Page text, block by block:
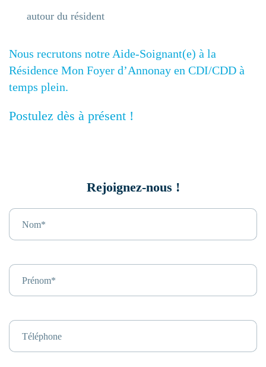
autour du résident
Nous recrutons notre Aide-Soignant(e) à la
Résidence Mon Foyer d’Annonay en CDI/CDD à
temps plein.
Postulez dès à présent !
Rejoignez-nous !
Nom*
Prénom*
Téléphone